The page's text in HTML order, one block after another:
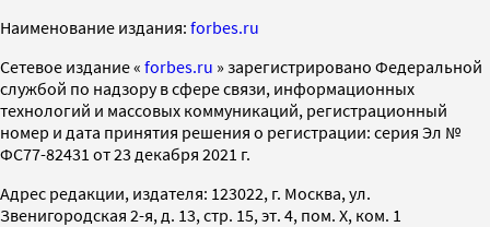
Наименование издания: forbes.ru
Cетевое издание « forbes.ru » зарегистрировано Федеральной
службой по надзору в сфере связи, информационных
технологий и массовых коммуникаций, регистрационный
номер и дата принятия решения о регистрации: серия Эл №
ФС77-82431 от 23 декабря 2021 г.
Адрес редакции, издателя: 123022, г. Москва, ул.
Звенигородская 2-я, д. 13, стр. 15, эт. 4, пом. X, ком. 1